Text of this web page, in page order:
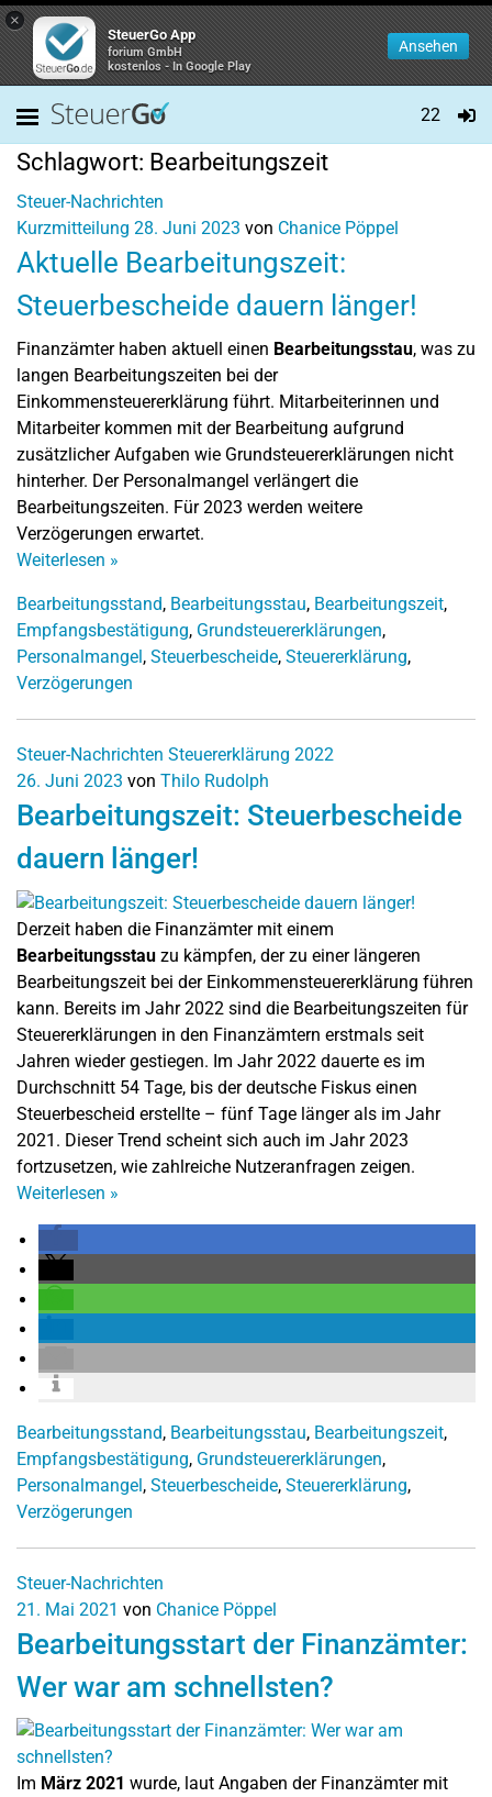
×
SteuerGo App
forium GmbH
kostenlos - In Google Play
Ansehen
22
Schlagwort: Bearbeitungszeit
Steuer-Nachrichten
Kurzmitteilung 28. Juni 2023 von Chanice Pöppel
Aktuelle Bearbeitungszeit:
Steuerbescheide dauern länger!
Finanzämter haben aktuell einen Bearbeitungsstau, was zu
langen Bearbeitungszeiten bei der
Einkommensteuererklärung führt. Mitarbeiterinnen und
Mitarbeiter kommen mit der Bearbeitung aufgrund
zusätzlicher Aufgaben wie Grundsteuererklärungen nicht
hinterher. Der Personalmangel verlängert die
Bearbeitungszeiten. Für 2023 werden weitere
Verzögerungen erwartet.
Weiterlesen »
Bearbeitungsstand, Bearbeitungsstau, Bearbeitungszeit,
Empfangsbestätigung, Grundsteuererklärungen,
Personalmangel, Steuerbescheide, Steuererklärung,
Verzögerungen
Steuer-Nachrichten Steuererklärung 2022
26. Juni 2023 von Thilo Rudolph
Bearbeitungszeit: Steuerbescheide
dauern länger!
Derzeit haben die Finanzämter mit einem
Bearbeitungsstau zu kämpfen, der zu einer längeren
Bearbeitungszeit bei der Einkommensteuererklärung führen
kann. Bereits im Jahr 2022 sind die Bearbeitungszeiten für
Steuererklärungen in den Finanzämtern erstmals seit
Jahren wieder gestiegen. Im Jahr 2022 dauerte es im
Durchschnitt 54 Tage, bis der deutsche Fiskus einen
Steuerbescheid erstellte – fünf Tage länger als im Jahr
2021. Dieser Trend scheint sich auch im Jahr 2023
fortzusetzen, wie zahlreiche Nutzeranfragen zeigen.
Weiterlesen »
Bearbeitungsstand, Bearbeitungsstau, Bearbeitungszeit,
Empfangsbestätigung, Grundsteuererklärungen,
Personalmangel, Steuerbescheide, Steuererklärung,
Verzögerungen
Steuer-Nachrichten
21. Mai 2021 von Chanice Pöppel
Bearbeitungsstart der Finanzämter:
Wer war am schnellsten?
Im März 2021 wurde, laut Angaben der Finanzämter mit